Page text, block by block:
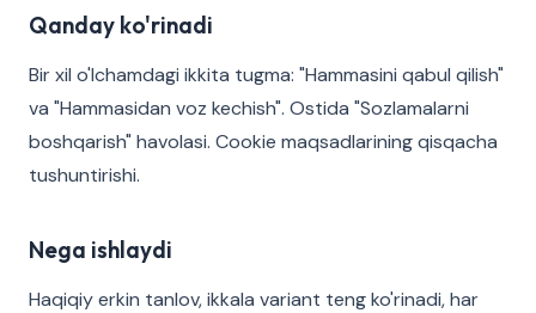
Qanday ko'rinadi
Bir xil o'lchamdagi ikkita tugma: "Hammasini qabul qilish"
va "Hammasidan voz kechish". Ostida "Sozlamalarni
boshqarish" havolasi. Cookie maqsadlarining qisqacha
tushuntirishi.
Nega ishlaydi
Haqiqiy erkin tanlov, ikkala variant teng ko'rinadi, har